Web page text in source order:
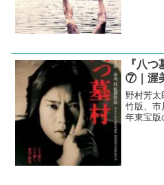
『八
⑦｜渥
野村芳太
竹版、市
年東宝版